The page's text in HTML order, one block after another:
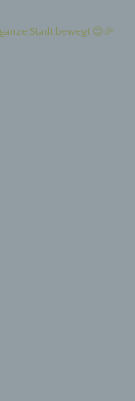
Stadt bewegt 😍🎉
Dies dient
und
welcher ihr
mobilen
welche
die
in
Kennung
durch